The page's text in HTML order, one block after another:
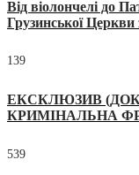
Від віолончелі до
Грузинської
139
ЕКСКЛЮЗИВ
КРИМІНАЛЬНА
539